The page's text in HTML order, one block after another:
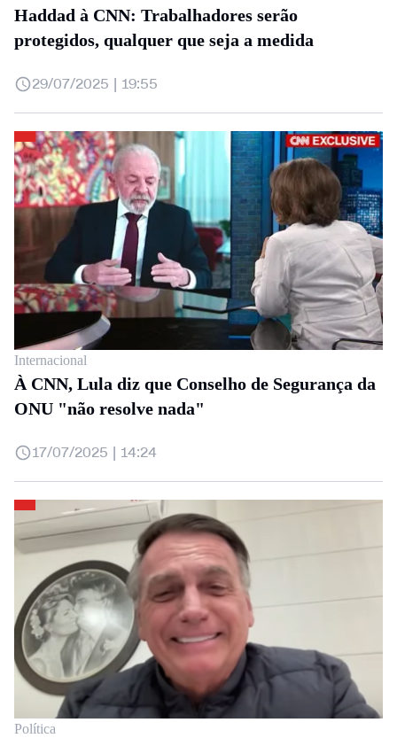
Haddad à CNN: Trabalhadores serão
protegidos, qualquer que seja a medida
29/07/2025 | 19:55
Internacional
À CNN, Lula diz que Conselho de Segurança da
ONU "não resolve nada"
17/07/2025 | 14:24
Política